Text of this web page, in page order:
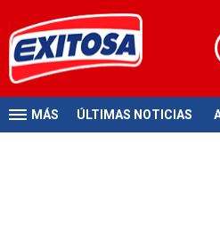
MÁS ÚLTIMAS NOTICIAS